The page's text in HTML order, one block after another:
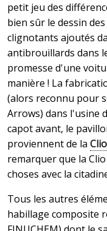
petit jeu des
bien sûr le dessin
clignotants ajoutés
antibrouillards dans
promesse d'une
manière ! La
(alors reconnu pour
Arrows) dans l'usine
capot avant, le
proviennent de la
remarquer que la
choses avec la
Tous les autres
habillage composite